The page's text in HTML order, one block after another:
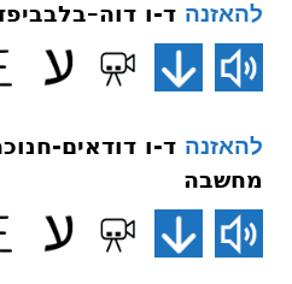
להאזנה ד-ו
להאזנה ד-ו דודאים-
מחשבה